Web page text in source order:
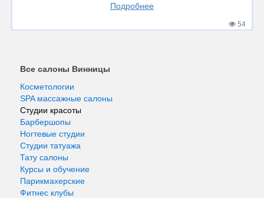
Подробнее
54
Все салоны Винницы
Косметологии
SPA массажные салоны
Студии красоты
Барбершопы
Ногтевые студии
Студии татуажа
Тату салоны
Курсы и обучение
Парикмахерские
Фитнес клубы